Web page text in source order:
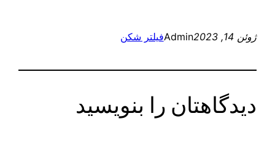
ژوئن 14, 2023 Adminفیلتر شکن
دیدگاهتان را بنویسید